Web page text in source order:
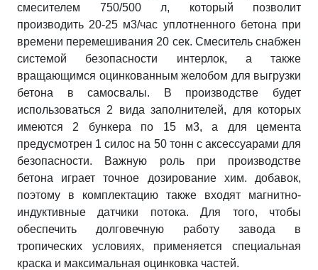
смесителем 750/500 л, который позволит
производить 20-25 м3/час уплотненного бетона при
времени перемешивания 20 сек. Смеситель снабжен
системой безопасности интерлок, а также
вращающимся оцинкованным желобом для выгрузки
бетона в самосвалы. В производстве будет
использоваться 2 вида заполнителей, для которых
имеются 2 бункера по 15 м3, а для цемента
предусмотрен 1 силос на 50 тонн с аксессуарами для
безопасности. Важную роль при производстве
бетона играет точное дозирование хим. добавок,
поэтому в комплектацию также входят магнитно-
индуктивные датчики потока. Для того, чтобы
обеспечить долговечную работу завода в
тропических условиях, применяется специальная
краска и максимальная оцинковка частей.